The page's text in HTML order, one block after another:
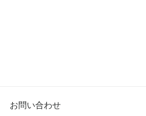
お問い合わせ